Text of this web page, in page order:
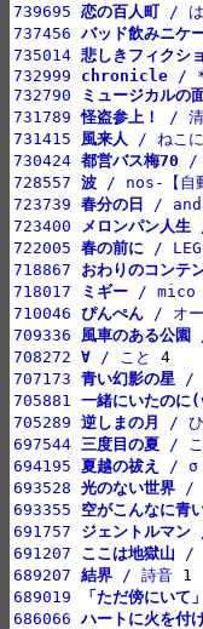
739695 恋の百人町 / は
737456 バッド飲みニケ
735014 悲しきフィクシ
732999 chronicle /
732790
ミュージカルの
731789 怪盗参上！ / 清
731415 風来人 / ねこに
730424 都営バス梅70 /
728557 波 / nos-【自
723739 春分の日 /
723400
メロンパン人生
722005 春の前に /
718867 おわりのコンテ
718017
ミギー / mico
710046 ぴんぺん / オー
709336 風車のある公園
708272 ∀ / こと
707173 青い幻影の星 /
705881 一緒にいたのに
705289 逆しまの月 / ひ
697544 三度目の夏 / こ
694195 夏越の祓え / σ
693528 光のない世界 /
693355 空がこんなに青
691757 ジェントルマン
691207 ここは地獄山 /
689207 結界 / 詩音
689019
「ただ傍にいて」
686066 ハートに火を付